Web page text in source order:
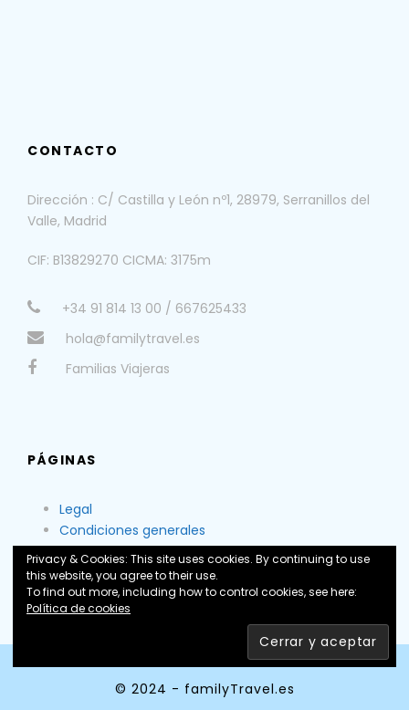
Privacy & Cookies: This site uses cookies. By continuing to use
this website, you agree to their use.
To find out more, including how to control cookies, see here:
Política de cookies
CONTACTO
Dirección : C/ Castilla y León nº1, 28979, Serranillos del
Valle, Madrid
CIF: B13829270 CICMA: 3175m
+34 91 814 13 00 / 667625433
hola@familytravel.es
Familias Viajeras
PÁGINAS
Legal
Condiciones generales
Nosotros
© 2024 - familyTravel.es